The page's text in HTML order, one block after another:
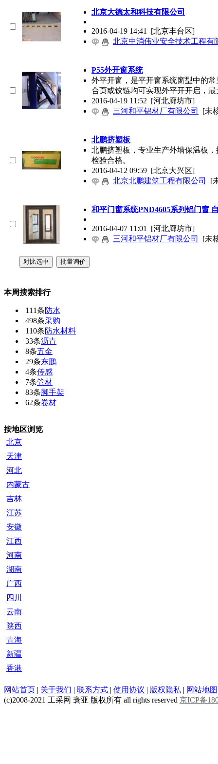
北京大德太和科技有限公司
2016-04-19 14:41 [北京丰台区]
北京中消伟业安全技术工程有
P55外开窗系统
外平开窗，是平开窗系统窗型中的
合页或铰链均可实现外平开开启，最
2016-04-19 11:52 [河北廊坊市]
三河和平铝材厂有限公司
[未
北鹏挤塑板
北鹏挤塑板，专业生产外墙保温板
检验合格。
2016-04-12 09:59 [北京大兴区]
北京北鹏建筑工程有限公司
[
和平门窗系统PND4605系列铝门窗
2016-04-07 11:01 [河北廊坊市]
三河和平铝材厂有限公司
[未
本周搜索排行
111条防水
498条采购
110条防水材料
33条沥青
8条五金
29条东鹏
4条传感
7条管材
83条脚手架
62条卷材
按地区浏览
北京
天津
河北
内蒙古
吉林
江苏
安徽
江西
河南
湖南
广西
四川
云南
陕西
青海
新疆
香港
网站首页 | 关于我们 | 联系方式 | 使用协议 | 版权隐私 | 网站地图
(c)2008-2021 工采网 寰亚 版权所有 all rights reserved 京ICP备